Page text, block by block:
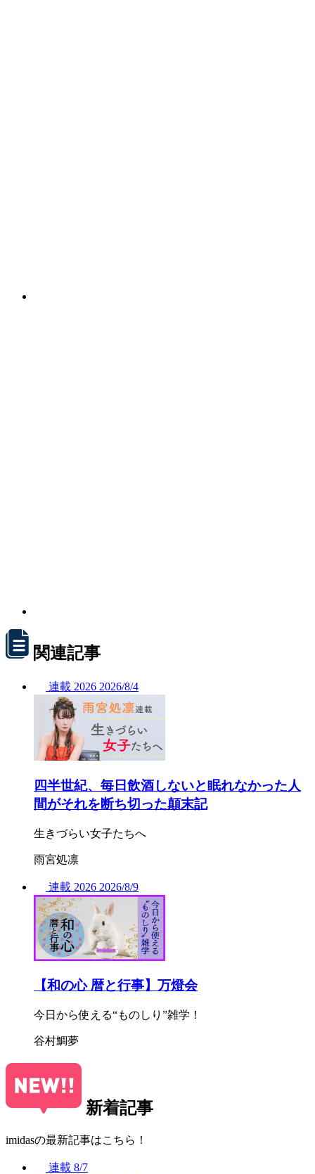
関連記事
連載 2026 2026/8/4
四半世紀、毎日飲酒しないと眠れなかった人
間がそれを断ち切った顛末記
生きづらい女子たちへ
雨宮処凛
連載 2026 2026/8/9
【和の心 暦と行事】万燈会
今日から使える“ものしり”雑学！
谷村鯛夢
新着記事
imidasの最新記事はこちら！
連載 8/7